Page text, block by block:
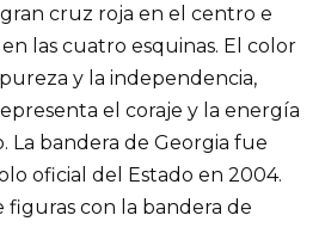
cruz roja en el centro e
las cuatro esquinas. El color
y la independencia,
el coraje y la energía
La bandera de Georgia fue
oficial del Estado en 2004.
figuras con la bandera de